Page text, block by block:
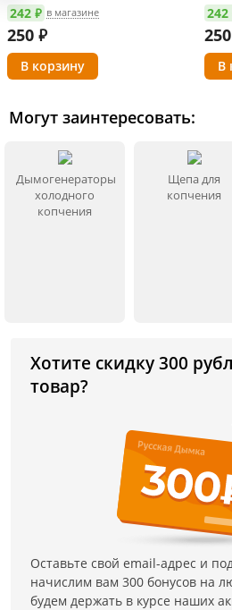
242 ₽ в магазине
250 ₽
242
250
Могут заинтересовать:
Дымогенераторы
холодного
копчения
Щепа для
копчения
Хотите скидку 300
товар?
Оставьте свой email-адрес и
начислим вам 300 бонусов на
будем держать в курсе наших